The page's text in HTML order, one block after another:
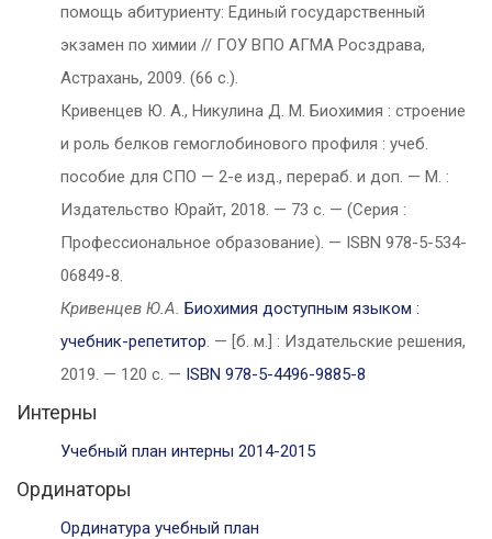
помощь абитуриенту: Единый государственный
экзамен по химии // ГОУ ВПО АГМА Росздрава,
Астрахань, 2009. (66 с.).
Кривенцев Ю. А., Никулина Д. М. Биохимия : строение
и роль белков гемоглобинового профиля : учеб.
пособие для СПО — 2-е изд., перераб. и доп. — М. :
Издательство Юрайт, 2018. — 73 с. — (Серия :
Профессиональное образование). — ISBN 978-5-534-
06849-8.
Кривенцев Ю.А. Биохимия доступным языком :
учебник-репетитор. — [б. м.] : Издательские решения,
2019. — 120 c. — ISBN 978-5-4496-9885-8
Интерны
Учебный план интерны 2014-2015
Ординаторы
Ординатура учебный план